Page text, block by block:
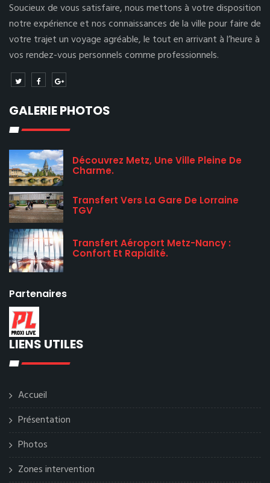
Soucieux de vous satisfaire, nous mettons à votre disposition
notre expérience et nos connaissances de la ville pour faire de
votre trajet un voyage agréable, le tout en arrivant à l’heure à
vos rendez-vous personnels comme professionnels.
GALERIE PHOTOS
Découvrez Metz, Une Ville Pleine De
Charme.
Transfert Vers La Gare De Lorraine
TGV
Transfert Aéroport Metz-Nancy :
Confort Et Rapidité.
Partenaires
LIENS UTILES
Accueil
Présentation
Photos
Zones intervention